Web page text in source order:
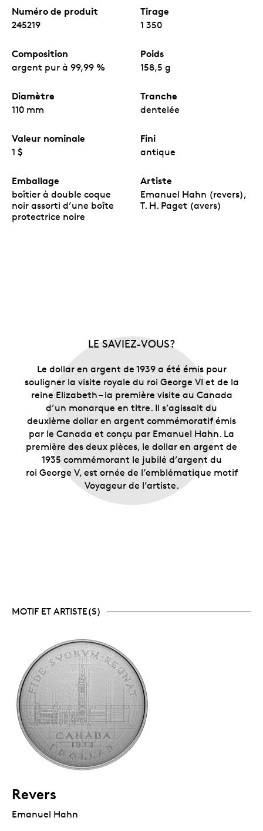
Numéro de produit
245219
Tirage
1 350
Composition
argent pur à 99,99 %
Poids
158,5 g
Diamètre
110 mm
Tranche
dentelée
Valeur nominale
1 $
Fini
antique
Emballage
boîtier à double coque
noir assorti d’une boîte
protectrice noire
Artiste
Emanuel Hahn (revers),
T. H. Paget (avers)
LE SAVIEZ-VOUS?
Le dollar en argent de 1939 a été émis pour
souligner la visite royale du roi George VI et de la
reine Elizabeth – la première visite au Canada
d’un monarque en titre. Il s’agissait du
deuxième dollar en argent commémoratif émis
par le Canada et conçu par Emanuel Hahn. La
première des deux pièces, le dollar en argent de
1935 commémorant le jubilé d’argent du
roi George V, est ornée de l’emblématique motif
Voyageur de l’artiste.
MOTIF ET ARTISTE(S)
Revers
Emanuel Hahn